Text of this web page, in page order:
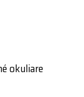
okuliare